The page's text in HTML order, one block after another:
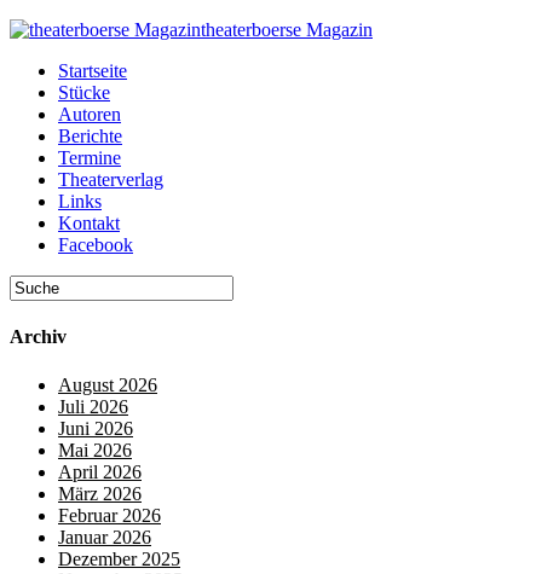
theaterboerse Magazin
Startseite
Stücke
Autoren
Berichte
Termine
Theaterverlag
Links
Kontakt
Facebook
Archiv
August 2026
Juli 2026
Juni 2026
Mai 2026
April 2026
März 2026
Februar 2026
Januar 2026
Dezember 2025